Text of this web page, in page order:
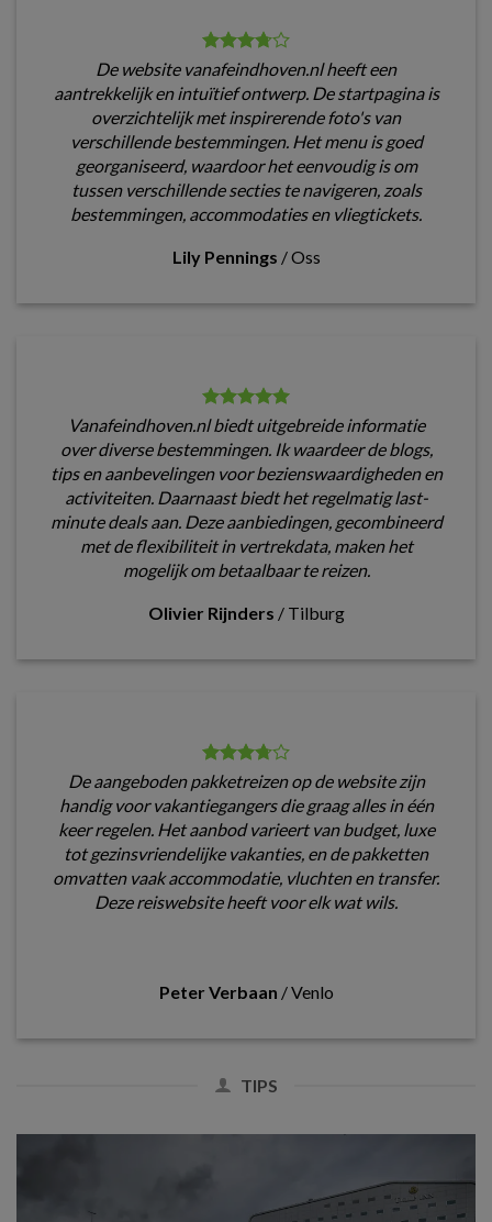
De website vanafeindhoven.nl heeft een
aantrekkelijk en intuïtief ontwerp. De startpagina is
overzichtelijk met inspirerende foto's van
verschillende bestemmingen. Het menu is goed
georganiseerd, waardoor het eenvoudig is om
tussen verschillende secties te navigeren, zoals
bestemmingen, accommodaties en vliegtickets.
Lily Pennings /Oss
Vanafeindhoven.nl biedt uitgebreide informatie
over diverse bestemmingen. Ik waardeer de blogs,
tips en aanbevelingen voor bezienswaardigheden en
activiteiten. Daarnaast biedt het regelmatig last-
minute deals aan. Deze aanbiedingen, gecombineerd
met de flexibiliteit in vertrekdata, maken het
mogelijk om betaalbaar te reizen.
Olivier Rijnders / Tilburg
De aangeboden pakketreizen op de website zijn
handig voor vakantiegangers die graag alles in één
keer regelen. Het aanbod varieert van budget, luxe
tot gezinsvriendelijke vakanties, en de pakketten
omvatten vaak accommodatie, vluchten en transfer.
Deze reiswebsite heeft voor elk wat wils.
Peter Verbaan /Venlo
TIPS